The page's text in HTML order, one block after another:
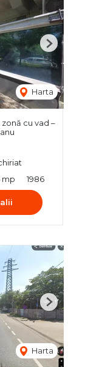
Harta
Next
cu vad –
mp 1986
Harta
Next